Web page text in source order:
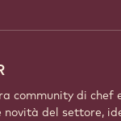
community di chef
del settore,